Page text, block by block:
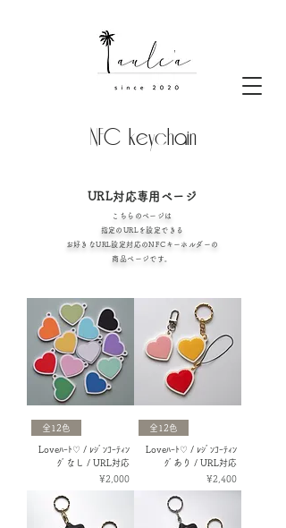
​NFC keychain
URL対応専用ページ
こちらのページは
指定のURL​を設定できる
お好きなURL設定対応のNFCキーホルダーの
商品ページです。
全12色
Loveﾊｰﾄ♡ / ﾚｼﾞﾝｺｰﾃｨﾝ
ｸﾞなし / URL対応
Price
¥2,000
全12色
Loveﾊｰﾄ♡ / ﾚｼﾞﾝｺｰﾃｨﾝ
ｸﾞあり / URL対応
Price
¥2,400